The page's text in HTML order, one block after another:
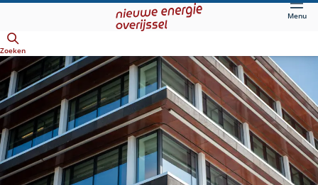
hoofdinhoud
Menu
Zoeken